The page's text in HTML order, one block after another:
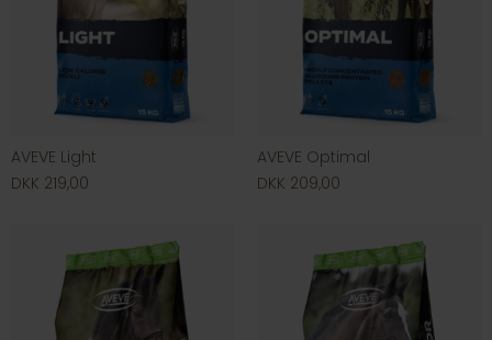
AVEVE Light
DKK 219,00
AVEVE Optimal
DKK 209,00